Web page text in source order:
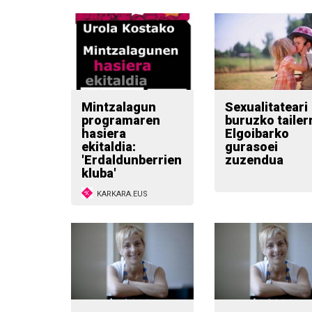
Mintzalagun
programaren
hasiera
ekitaldia:
'Erdaldunberrien
kluba'
KARKARA.EUS
Sexualitateari
buruzko
Elgoibarko
gurasoei
zuzendua